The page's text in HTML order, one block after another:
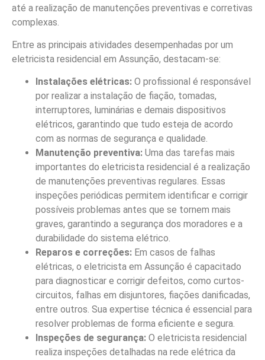
até a realização de manutenções preventivas e corretivas
complexas.
Entre as principais atividades desempenhadas por um
eletricista residencial em Assunção, destacam-se:
Instalações elétricas: O profissional é responsável
por realizar a instalação de fiação, tomadas,
interruptores, luminárias e demais dispositivos
elétricos, garantindo que tudo esteja de acordo
com as normas de segurança e qualidade.
Manutenção preventiva: Uma das tarefas mais
importantes do eletricista residencial é a realização
de manutenções preventivas regulares. Essas
inspeções periódicas permitem identificar e corrigir
possíveis problemas antes que se tornem mais
graves, garantindo a segurança dos moradores e a
durabilidade do sistema elétrico.
Reparos e correções: Em casos de falhas
elétricas, o eletricista em Assunção é capacitado
para diagnosticar e corrigir defeitos, como curtos-
circuitos, falhas em disjuntores, fiações danificadas,
entre outros. Sua expertise técnica é essencial para
resolver problemas de forma eficiente e segura.
Inspeções de segurança: O eletricista residencial
realiza inspeções detalhadas na rede elétrica da